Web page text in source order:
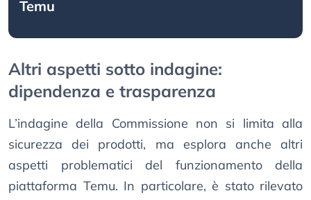
Temu
Altri aspetti sotto indagine:
dipendenza e trasparenza
L’indagine della Commissione non si limita alla
sicurezza dei prodotti, ma esplora anche altri
aspetti problematici del funzionamento della
piattaforma Temu. In particolare, è stato rilevato